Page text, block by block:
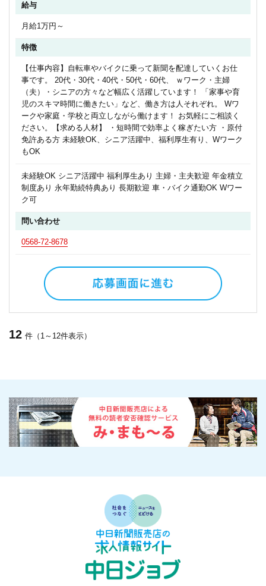
給与
月給1万円～
特徴
【仕事内容】自転車やバイクに乗って新聞を配達していくお仕
事です。 20代・30代・40代・50代・60代、 ｗワーク・主婦
（夫）・シニアの方々など幅広く活躍しています！ 「家事や育
児のスキマ時間に働きたい」など、働き方は人それぞれ。 Wワ
ークや家庭・学校と両立しながら働けます！ お気軽にご相談く
ださい。【求める人材】 ・短時間で効率よく稼ぎたい方 ・原付
免許ある方 未経験OK、シニア活躍中、福利厚生有り、Wワーク
もOK
未経験OK シニア活躍中 福利厚生あり 主婦・主夫歓迎 年金積立
制度あり 永年勤続特典あり 長期歓迎 車・バイク通勤OK Wワー
ク可
問い合わせ
0568-72-8678
12 件（1～12件表示）